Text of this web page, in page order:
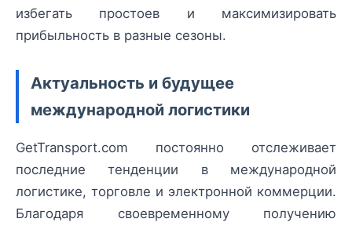
избегать простоев и максимизировать
прибыльность в разные сезоны.
Актуальность и будущее
международной логистики
GetTransport.com постоянно отслеживает
последние тенденции в международной
логистике, торговле и электронной коммерции.
Благодаря своевременному получению